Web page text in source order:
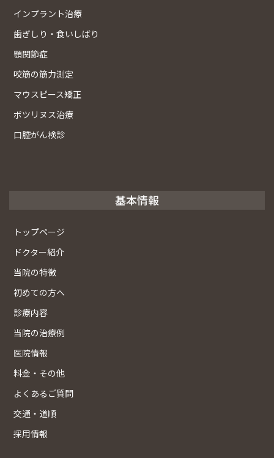
インプラント治療
歯ぎしり・食いしばり
顎関節症
咬筋の筋力測定
マウスピース矯正
ボツリヌス治療
口腔がん検診
基本情報
トップページ
ドクター紹介
当院の特徴
初めての方へ
診療内容
当院の治療例
医院情報
料金・その他
よくあるご質問
交通・道順
採用情報